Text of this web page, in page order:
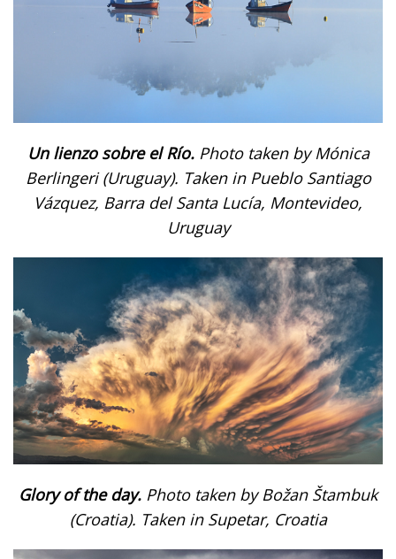
Un lienzo sobre el Río. Photo taken by Mónica
Berlingeri (Uruguay). Taken in Pueblo Santiago
Vázquez, Barra del Santa Lucía, Montevideo,
Uruguay
Glory of the day. Photo taken by Božan Štambuk
(Croatia). Taken in Supetar, Croatia